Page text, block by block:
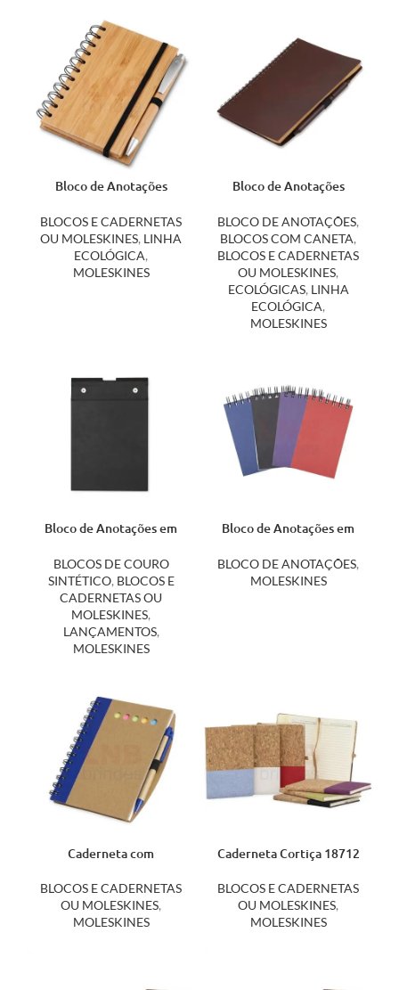
Bloco de Anotações
14660
BLOCOS E CADERNETAS
OU MOLESKINES, LINHA
ECOLÓGICA,
MOLESKINES
Bloco de Anotações
14694
BLOCO DE ANOTAÇÕES,
BLOCOS COM CANETA,
BLOCOS E CADERNETAS
OU MOLESKINES,
ECOLÓGICAS, LINHA
ECOLÓGICA,
MOLESKINES
Bloco de Anotações em
Caneta 14911
BLOCOS DE COURO
SINTÉTICO, BLOCOS E
CADERNETAS OU
MOLESKINES,
LANÇAMENTOS,
MOLESKINES
Bloco de Anotações em
BLOCO DE ANOTAÇÕES,
MOLESKINES
Caderneta com
14779
BLOCOS E CADERNETAS
OU MOLESKINES,
MOLESKINES
Caderneta Cortiça 18712
BLOCOS E CADERNETAS
OU MOLESKINES,
MOLESKINES